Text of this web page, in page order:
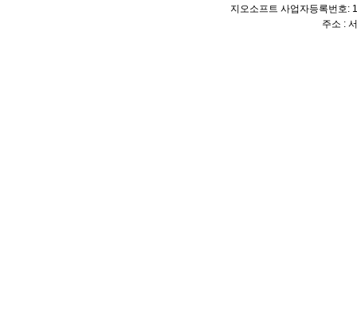
지오소프트 사업자등록번호:
주소 :